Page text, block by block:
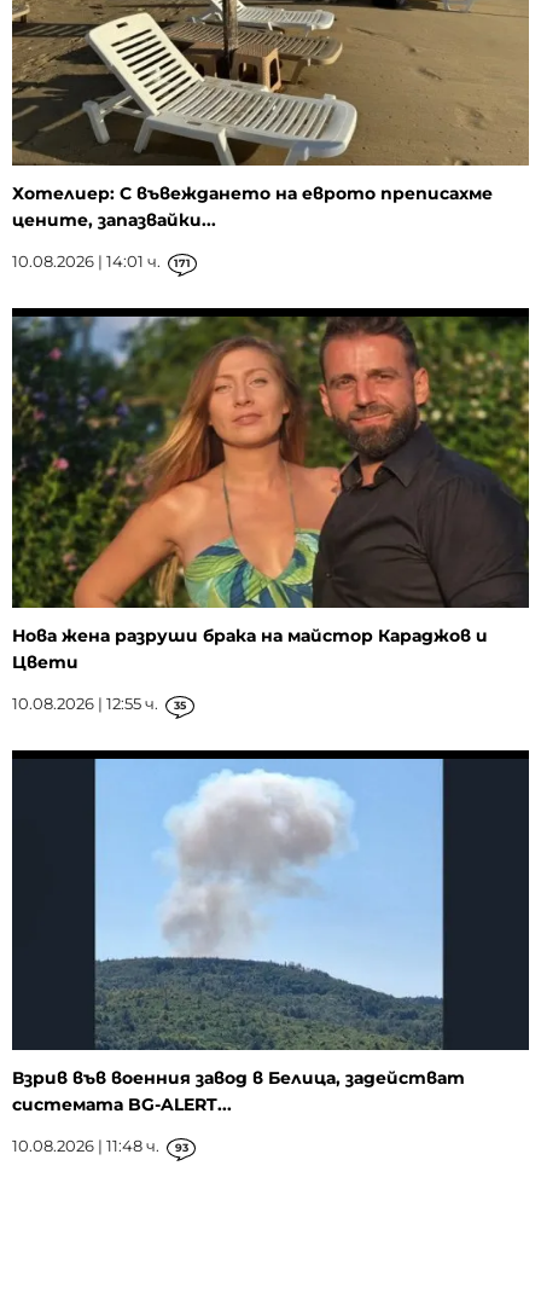
Хотелиер: С въвеждането на еврото преписахме
цените, запазвайки...
10.08.2026 | 14:01 ч. 171
Нова жена разруши брака на майстор Караджов и
Цвети
10.08.2026 | 12:55 ч. 35
Взрив във военния завод в Белица, задействат
системата BG-ALERT...
10.08.2026 | 11:48 ч. 93